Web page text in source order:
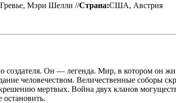
Мэри Шелли //Страна:США, Австрия
Он — легенда. Мир, в котором он
человечеством. Величественные соборы
мертвых. Война двух кланов